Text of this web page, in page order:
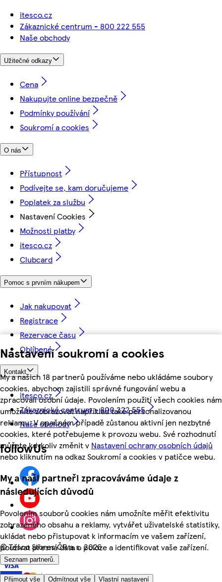
Nastavení soukromí a cookies
My a našich 18 partnerů používáme nebo ukládáme soubory
cookies, abychom zajistili správné fungování webu a
zpracovali osobní údaje. Povolením použití všech cookies nám
umožníte zobrazovat například také personalizovanou
reklamu. V opačném případě zůstanou aktivní jen nezbytné
cookies, které potřebujeme k provozu webu. Své rozhodnutí
můžete kdykoliv změnit v Nastavení ochrany osobních údajů
nebo kliknutím na odkaz Soukromí a cookies v patičce webu.
My a naši partneři zpracováváme údaje z
následujících důvodů
Povolením souborů cookies nám umožníte měřit efektivitu
zobrazeného obsahu a reklamy, vytvářet uživatelské statistiky,
ukládat nebo přistupovat k informacím ve vašem zařízení,
používat přesná data o poloze a identifikovat vaše zařízení.
Seznam partnerů.
Přijmout vše Odmítnout vše Vlastní nastavení
itesco.cz
Zákaznické centrum - 800 222 555
Naše obchody
Užitečné odkazy
Cena
Nakupujte online bezpečně
Podmínky používání
Soukromí a cookies
O nás
Přístupnost
Podívejte se, kam doručujeme
Poplatek za službu
Nastavení Cookies
Možnosti platby
itesco.cz
Clubcard
Pomoc s prvním nákupem
Jak nakupovat
Registrace
Rezervace času
Oblíbené
Kontakt
itesco.cz
Zákaznické centrum - 800 222 555
Naše obchody
followUs
©Tesco Stores ČR a.s. 2026